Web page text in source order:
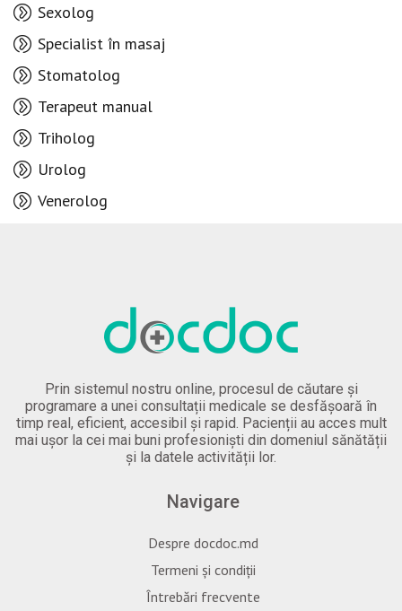
Sexolog
Specialist în masaj
Stomatolog
Terapeut manual
Triholog
Urolog
Venerolog
Prin sistemul nostru online, procesul de căutare și
programare a unei consultații medicale se desfășoară în
timp real, eficient, accesibil și rapid. Pacienții au acces mult
mai ușor la cei mai buni profesioniști din domeniul sănătății
și la datele activității lor.
Navigare
Despre docdoc.md
Termeni și condiții
Întrebări frecvente